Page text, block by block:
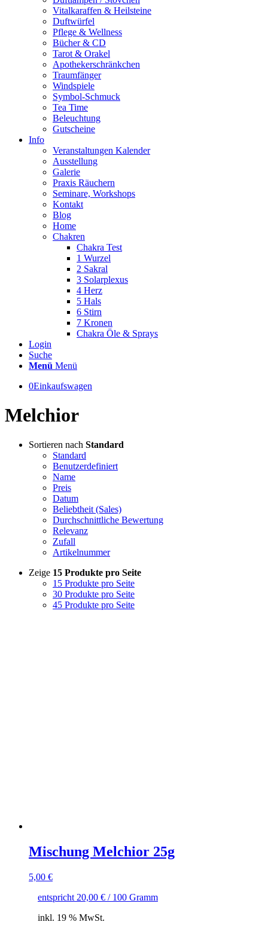
Vitalkaraffen & Heilsteine
Duftwürfel
Pflege & Wellness
Bücher & CD
Tarot & Orakel
Apothekerschränkchen
Traumfänger
Windspiele
Symbol-Schmuck
Tea Time
Beleuchtung
Gutscheine
Info
Veranstaltungen Kalender
Ausstellung
Galerie
Praxis Räuchern
Seminare, Workshops
Kontakt
Blog
Home
Chakren
Chakra Test
1 Wurzel
2 Sakral
3 Solarplexus
4 Herz
5 Hals
6 Stirn
7 Kronen
Chakra Öle & Sprays
Login
Suche
Menü Menü
0Einkaufswagen
Melchior
Sortieren nach Standard
Standard
Benutzerdefiniert
Name
Preis
Datum
Beliebtheit (Sales)
Durchschnittliche Bewertung
Relevanz
Zufall
Artikelnummer
Zeige 15 Produkte pro Seite
15 Produkte pro Seite
30 Produkte pro Seite
45 Produkte pro Seite
Mischung Melchior 25g
5,00 €
entspricht 20,00 € / 100 Gramm
inkl. 19 % MwSt.